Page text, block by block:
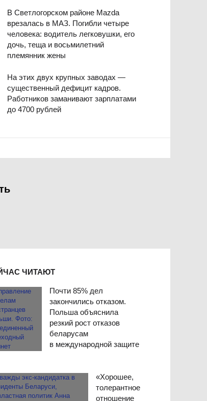
В Светлогорском районе Mazda
врезалась в МАЗ. Погибли четыре
человека: водитель легковушки, его
дочь, теща и восьмилетний
племянник жены
На этих двух крупных заводах —
существенный дефицит кадров.
Работников заманивают зарплатами
до 4700 рублей